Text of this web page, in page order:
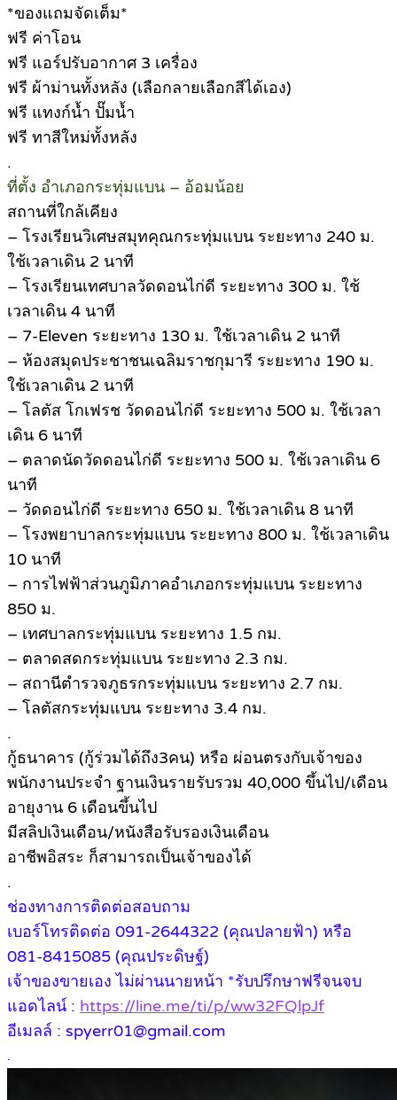
*ของแถมจัดเต็ม*
ฟรี ค่าโอน
ฟรี แอร์ปรับอากาศ 3 เครื่อง
ฟรี ผ้าม่านทั้งหลัง (เลือกลายเลือกสีได้เอง)
ฟรี แทงก์น้ำ ปั๊มน้ำ
ฟรี ทาสีใหม่ทั้งหลัง
.
ที่ตั้ง อำเภอกระทุ่มแบน – อ้อมน้อย
สถานที่ใกล้เคียง
– โรงเรียนวิเศษสมุทคุณกระทุ่มแบน ระยะทาง 240 ม.
ใช้เวลาเดิน 2 นาที
– โรงเรียนเทศบาลวัดดอนไก่ดี ระยะทาง 300 ม. ใช้
เวลาเดิน 4 นาที
– 7-Eleven ระยะทาง 130 ม. ใช้เวลาเดิน 2 นาที
– ห้องสมุดประชาชนเฉลิมราชกุมารี ระยะทาง 190 ม.
ใช้เวลาเดิน 2 นาที
– โลตัส โกเฟรช วัดดอนไก่ดี ระยะทาง 500 ม. ใช้เวลา
เดิน 6 นาที
– ตลาดนัดวัดดอนไก่ดี ระยะทาง 500 ม. ใช้เวลาเดิน 6
นาที
– วัดดอนไก่ดี ระยะทาง 650 ม. ใช้เวลาเดิน 8 นาที
– โรงพยาบาลกระทุ่มแบน ระยะทาง 800 ม. ใช้เวลาเดิน
10 นาที
– การไฟฟ้าส่วนภูมิภาคอำเภอกระทุ่มแบน ระยะทาง
850 ม.
– เทศบาลกระทุ่มแบน ระยะทาง 1.5 กม.
– ตลาดสดกระทุ่มแบน ระยะทาง 2.3 กม.
– สถานีตำรวจภูธรกระทุ่มแบน ระยะทาง 2.7 กม.
– โลตัสกระทุ่มแบน ระยะทาง 3.4 กม.
.
กู้ธนาคาร (กู้ร่วมได้ถึง3คน) หรือ ผ่อนตรงกับเจ้าของ
พนักงานประจำ ฐานเงินรายรับรวม 40,000 ขึ้นไป/เดือน
อายุงาน 6 เดือนขึ้นไป
มีสลิปเงินเดือน/หนังสือรับรองเงินเดือน
อาชีพอิสระ ก็สามารถเป็นเจ้าของได้
.
ช่องทางการติดต่อสอบถาม
เบอร์โทรติดต่อ 091-2644322 (คุณปลายฟ้า) หรือ
081-8415085 (คุณประดิษฐ์)
เจ้าของขายเอง ไม่ผ่านนายหน้า *รับปรึกษาฟรีจนจบ
แอดไลน์ : https://line.me/ti/p/ww32FQlpJf
อีเมลล์ : spyerr01@gmail.com
.